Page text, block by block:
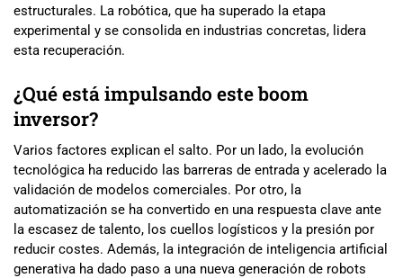
estructurales. La robótica, que ha superado la etapa
experimental y se consolida en industrias concretas, lidera
esta recuperación.
¿Qué está impulsando este boom
inversor?
Varios factores explican el salto. Por un lado, la evolución
tecnológica ha reducido las barreras de entrada y acelerado la
validación de modelos comerciales. Por otro, la
automatización se ha convertido en una respuesta clave ante
la escasez de talento, los cuellos logísticos y la presión por
reducir costes. Además, la integración de inteligencia artificial
generativa ha dado paso a una nueva generación de robots